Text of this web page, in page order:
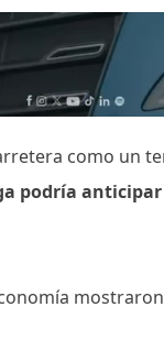
como un
podría